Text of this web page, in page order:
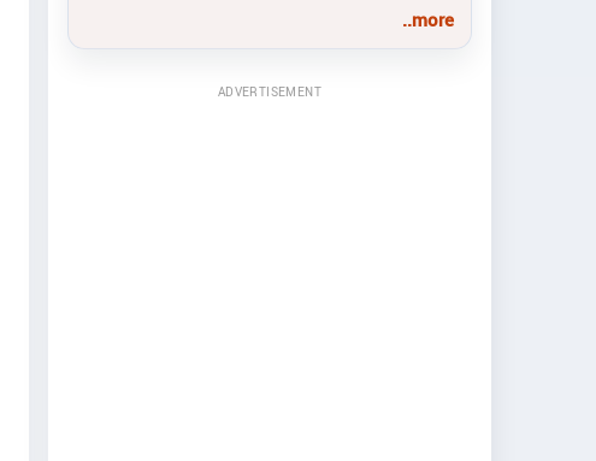
..more
ADVERTISEMENT